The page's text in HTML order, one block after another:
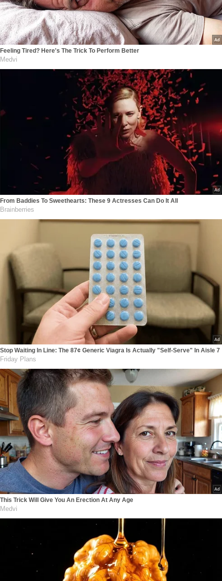
Feeling Tired? Here's The Trick To Perform Better
Medvi
From Baddies To Sweethearts: These 9 Actresses Can Do It All
Brainberries
Stop Waiting In Line: The 87¢ Generic Viagra Is Actually "Self-Serve" In Aisle 7
Friday Plans
This Trick Will Give You An Erection At Any Age
Medvi